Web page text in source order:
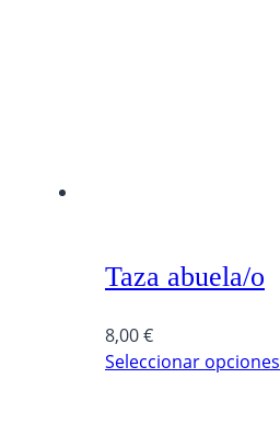
Taza abuela/o
8,00€
Seleccionar opciones